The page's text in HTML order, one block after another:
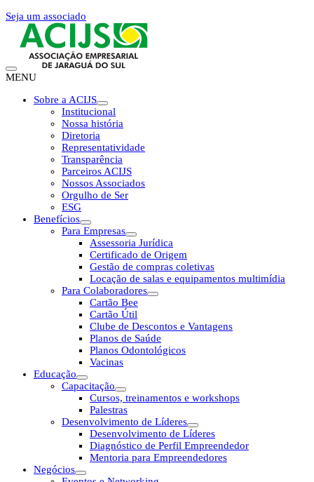
Seja um associado
MENU
Sobre a ACIJS
Institucional
Nossa história
Diretoria
Representatividade
Transparência
Parceiros ACIJS
Nossos Associados
Orgulho de Ser
ESG
Benefícios
Para Empresas
Assessoria Jurídica
Certificado de Origem
Gestão de compras coletivas
Locação de salas e equipamentos multimídia
Para Colaboradores
Cartão Bee
Cartão Útil
Clube de Descontos e Vantagens
Planos de Saúde
Planos Odontológicos
Vacinas
Educação
Capacitação
Cursos, treinamentos e workshops
Palestras
Desenvolvimento de Líderes
Desenvolvimento de Líderes
Diagnóstico de Perfil Empreendedor
Mentoria para Empreendedores
Negócios